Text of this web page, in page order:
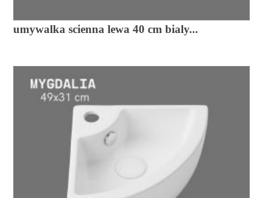
umywalka scienna lewa 40 cm bialy...